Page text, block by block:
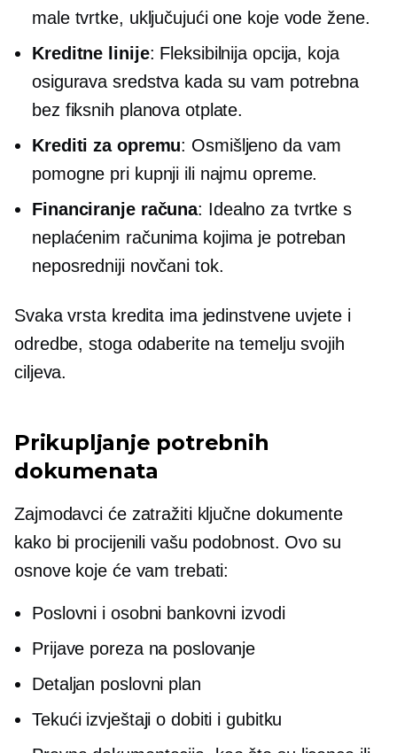
male tvrtke, uključujući one koje vode žene.
Kreditne linije: Fleksibilnija opcija, koja
osigurava sredstva kada su vam potrebna
bez fiksnih planova otplate.
Krediti za opremu: Osmišljeno da vam
pomogne pri kupnji ili najmu opreme.
Financiranje računa: Idealno za tvrtke s
neplaćenim računima kojima je potreban
neposredniji novčani tok.
Svaka vrsta kredita ima jedinstvene uvjete i
odredbe, stoga odaberite na temelju svojih
ciljeva.
Prikupljanje potrebnih
dokumenata
Zajmodavci će zatražiti ključne dokumente
kako bi procijenili vašu podobnost. Ovo su
osnove koje će vam trebati:
Poslovni i osobni bankovni izvodi
Prijave poreza na poslovanje
Detaljan poslovni plan
Tekući izvještaji o dobiti i gubitku